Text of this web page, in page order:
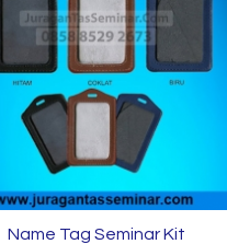
Name Tag Seminar Kit